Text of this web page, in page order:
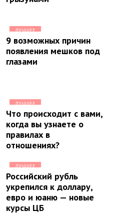
ЛУЧШЕЕ
9 возможных причин
появления мешков под
глазами
ЛУЧШЕЕ
Что происходит с вами,
когда вы узнаете о
правилах в
отношениях?
ЛУЧШЕЕ
Российский рубль
укрепился к доллару,
евро и юаню — новые
курсы ЦБ